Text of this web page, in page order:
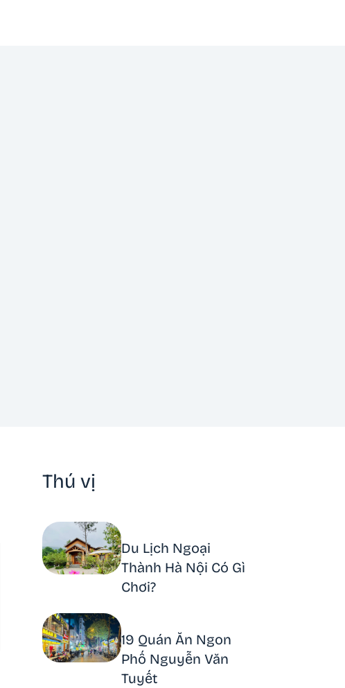
Thú vị
Du Lịch Ngoại
Thành Hà Nội Có Gì
Chơi?
19 Quán Ăn Ngon
Phố Nguyễn Văn
Tuyết